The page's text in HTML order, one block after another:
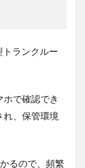
ランクルー
で確認でき
れ、保管環境
るので、頻繁